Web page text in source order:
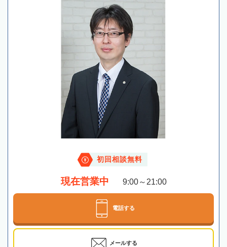
初回相談無料
現在営業中 9:00～21:00
電話する
メールする